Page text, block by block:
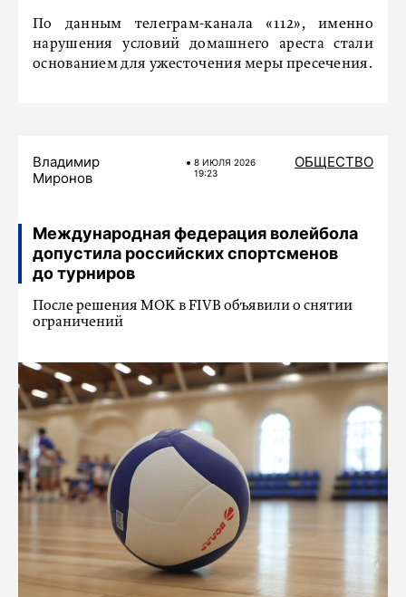
По данным телеграм-канала «112», именно
нарушения условий домашнего ареста стали
основанием для ужесточения меры пресечения.
Владимир
Миронов
8 ИЮЛЯ 2026
19:23
ОБЩЕСТВО
Международная федерация волейбола
допустила российских спортсменов
до турниров
После решения МОК в FIVB объявили о снятии
ограничений